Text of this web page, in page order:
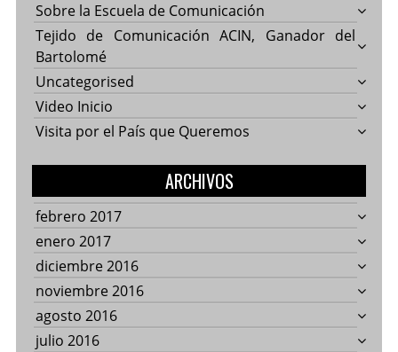
Sobre la Escuela de Comunicación
Tejido de Comunicación ACIN, Ganador del
Bartolomé
Uncategorised
Video Inicio
Visita por el País que Queremos
ARCHIVOS
febrero 2017
enero 2017
diciembre 2016
noviembre 2016
agosto 2016
julio 2016